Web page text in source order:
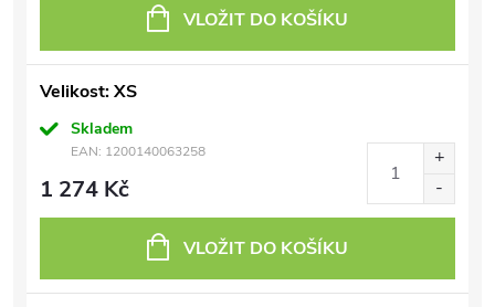
VLOŽIT DO KOŠÍKU
Velikost: XS
Skladem
EAN: 1200140063258
1 274 Kč
VLOŽIT DO KOŠÍKU